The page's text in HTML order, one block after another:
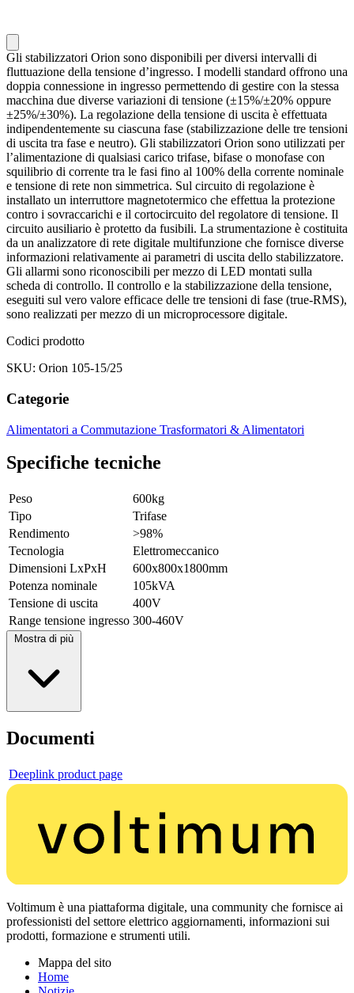
Gli stabilizzatori Orion sono disponibili per diversi intervalli di
fluttuazione della tensione d’ingresso. I modelli standard offrono una
doppia connessione in ingresso permettendo di gestire con la stessa
macchina due diverse variazioni di tensione (±15%/±20% oppure
±25%/±30%). La regolazione della tensione di uscita è effettuata
indipendentemente su ciascuna fase (stabilizzazione delle tre tensioni
di uscita tra fase e neutro). Gli stabilizzatori Orion sono utilizzati per
l’alimentazione di qualsiasi carico trifase, bifase o monofase con
squilibrio di corrente tra le fasi fino al 100% della corrente nominale
e tensione di rete non simmetrica. Sul circuito di regolazione è
installato un interruttore magnetotermico che effettua la protezione
contro i sovraccarichi e il cortocircuito del regolatore di tensione. Il
circuito ausiliario è protetto da fusibili. La strumentazione è costituita
da un analizzatore di rete digitale multifunzione che fornisce diverse
informazioni relativamente ai parametri di uscita dello stabilizzatore.
Gli allarmi sono riconoscibili per mezzo di LED montati sulla
scheda di controllo. Il controllo e la stabilizzazione della tensione,
eseguiti sul vero valore efficace delle tre tensioni di fase (true-RMS),
sono realizzati per mezzo di un microprocessore digitale.
Codici prodotto
SKU: Orion 105-15/25
Categorie
Alimentatori a Commutazione Trasformatori & Alimentatori
Specifiche tecniche
Peso
600kg
Tipo
Trifase
Rendimento
>98%
Tecnologia
Elettromeccanico
Dimensioni LxPxH
600x800x1800mm
Potenza nominale
105kVA
Tensione di uscita
400V
Range tensione ingresso 300-460V
Mostra di più
Documenti
Deeplink product page
Voltimum è una piattaforma digitale, una community che fornisce ai
professionisti del settore elettrico aggiornamenti, informazioni sui
prodotti, formazione e strumenti utili.
Mappa del sito
Home